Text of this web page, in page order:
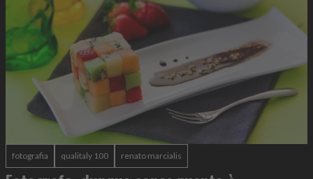
fotografia qualitaly 100 renato marcialis